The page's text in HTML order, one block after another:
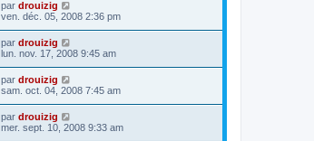
par drouizig
ven. déc. 05, 2008 2:36 pm
par drouizig
lun. nov. 17, 2008 9:45 am
par drouizig
sam. oct. 04, 2008 7:45 am
par drouizig
mer. sept. 10, 2008 9:33 am